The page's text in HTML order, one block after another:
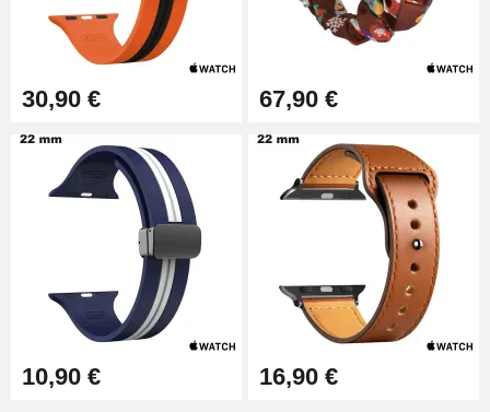
30,90 € 67,90 €
10,90 € 16,90 €